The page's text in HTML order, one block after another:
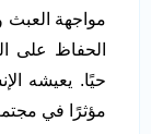
مواجهة العبث
الحفاظ على
حيًا. يعيشه
مؤثرًا في